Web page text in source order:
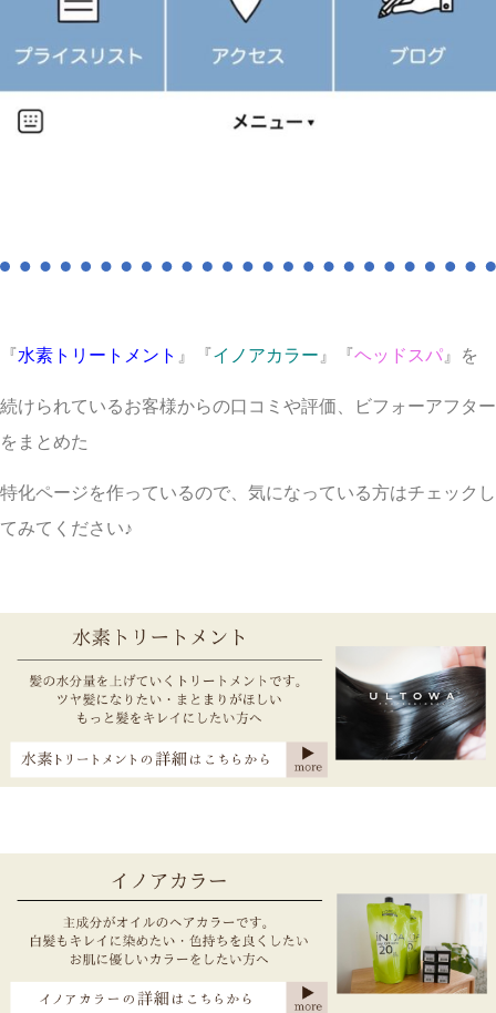
『水素トリートメント 』『イノアカラー 』『ヘッドスパ 』を
続けられているお客様からの口コミや評価、ビフォーアフター
をまとめた
特化ページを作っているので、気になっている方はチェックし
てみてください♪